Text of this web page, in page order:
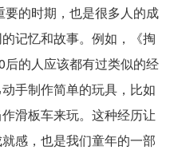
的时期，也是很多人的成
记忆和故事。例如，《掏
的人应该都有过类似的经
手制作简单的玩具，比如
滑板车来玩。这种经历让
感，也是我们童年的一部